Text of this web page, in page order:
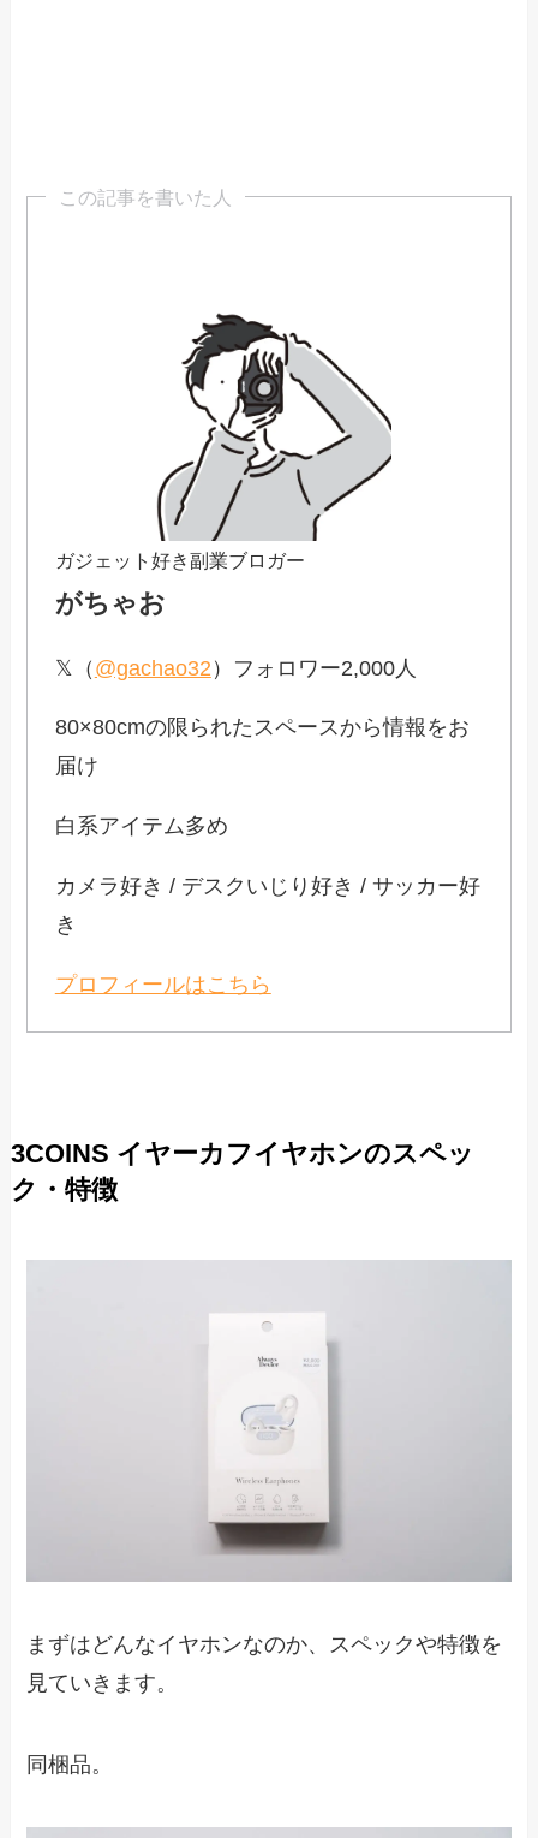
この記事を書いた人
ガジェット好き副業ブロガー
がちゃお
𝕏（ @gachao32 ）フォロワー2,000人
80×80cmの限られたスペースから情報をお
届け
白系アイテム多め
カメラ好き / デスクいじり好き / サッカー好
き
プロフィールはこちら
3COINS イヤーカフイヤホンのスペッ
ク・特徴
まずはどんなイヤホンなのか、スペックや特徴を
見ていきます。
同梱品。